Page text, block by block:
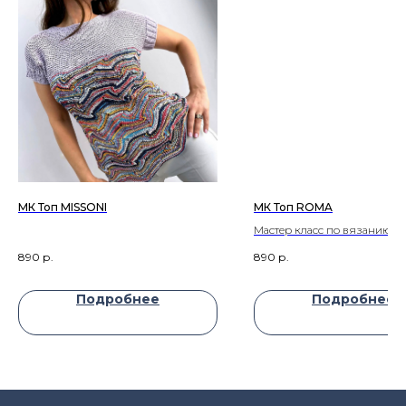
МК Топ MISSONI
890 р.
Подробнее
МК Топ ROMA
Мастер класс по вязанию
890 р.
Подробнее